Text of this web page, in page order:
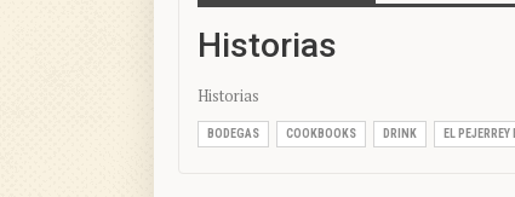
Historias
Historias
BODEGAS COOKBOOKS DRINK EL